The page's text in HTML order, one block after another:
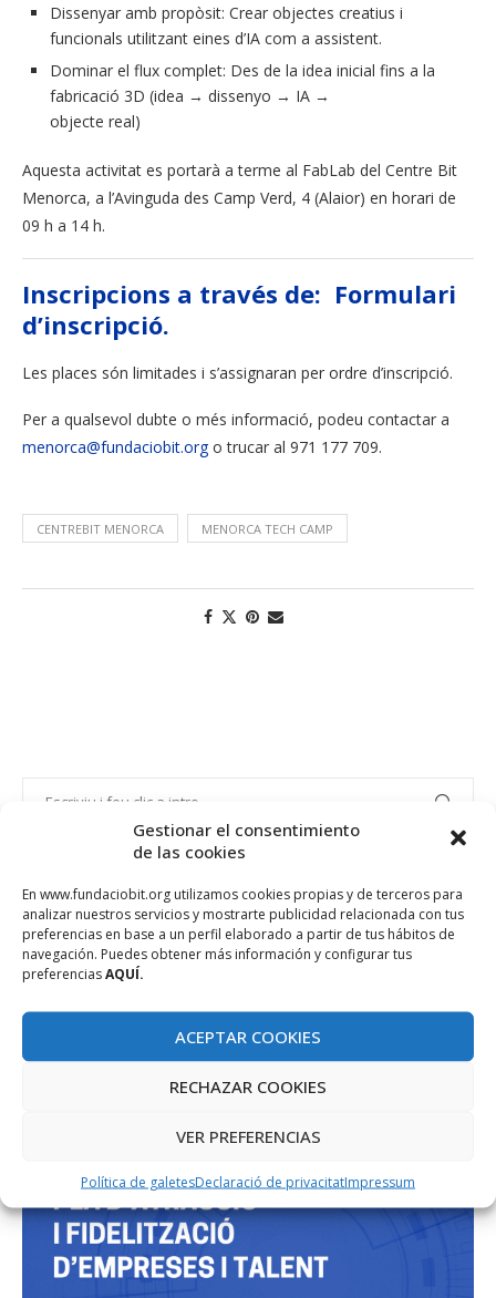
Gestionar el consentimiento
de las cookies
En www.fundaciobit.org utilizamos cookies propias y de terceros para
analizar nuestros servicios y mostrarte publicidad relacionada con tus
preferencias en base a un perfil elaborado a partir de tus hábitos de
navegación. Puedes obtener más información y configurar tus
preferenciasAQUÍ.
ACEPTAR COOKIES
RECHAZAR COOKIES
VER PREFERENCIAS
Política de galetesDeclaració de privacitatImpressum
Dissenyar amb propòsit: Crear objectes creatius i
funcionals utilitzant eines d’IA com a assistent.
Dominar el flux complet: Des de la idea inicial fins a la
fabricació 3D (idea → dissenyo → IA →
objecte real)
Aquesta activitat es portarà a terme al FabLab del Centre Bit
Menorca, a l’Avinguda des Camp Verd, 4 (Alaior) en horari de
09 h a 14 h.
Inscripcions a través de: Formulari
d’inscripció.
Les places són limitades i s’assignaran per ordre d’inscripció.
Per a qualsevol dubte o més informació, podeu contactar a
menorca@fundaciobit.orgo trucar al 971 177 709.
CENTREBIT MENORCA MENORCA TECH CAMP
PROJECTE COFINANÇAT PEL FONS SOCIAL EUROPEU